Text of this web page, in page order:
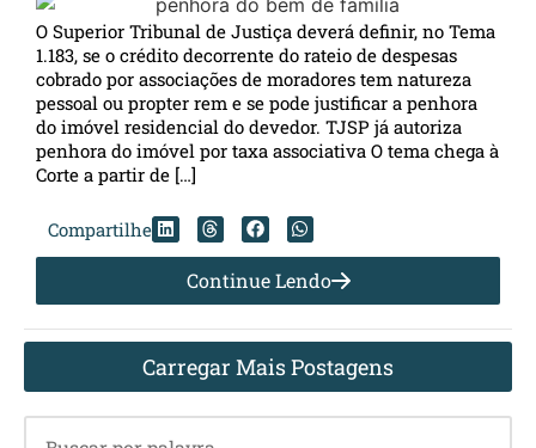
O Superior Tribunal de Justiça deverá definir, no Tema
1.183, se o crédito decorrente do rateio de despesas
cobrado por associações de moradores tem natureza
pessoal ou propter rem e se pode justificar a penhora
do imóvel residencial do devedor. TJSP já autoriza
penhora do imóvel por taxa associativa O tema chega à
Corte a partir de […]
Compartilhe
Continue Lendo
Carregar Mais Postagens